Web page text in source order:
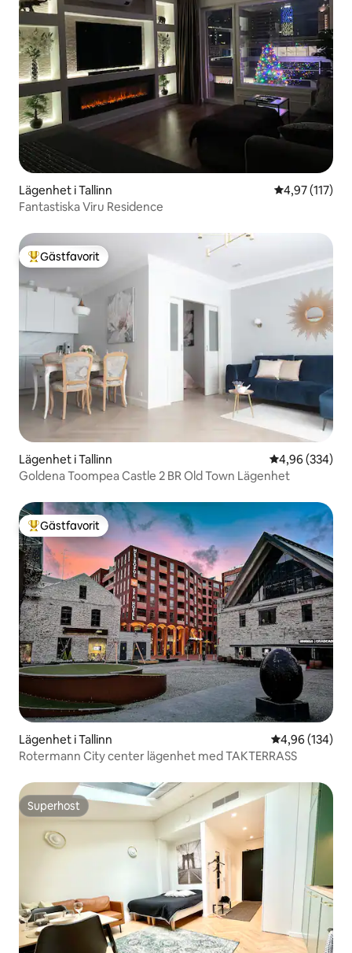
Lägenhet i Tallinn 4,97 av 5 i
4,97 (117)
Fantastiska Viru Residence
Populär gästfavorit
Gästfavorit
Lägenhet i Tallinn 4,96 av 5 i
4,96 (334)
Goldena Toompea Castle 2 BR Old Town Lägenhet
Populär gästfavorit
Gästfavorit
Lägenhet i Tallinn 4,96 av 5 i
4,96 (134)
Rotermann City center lägenhet med TAKTERRASS
Superhost
Superhost